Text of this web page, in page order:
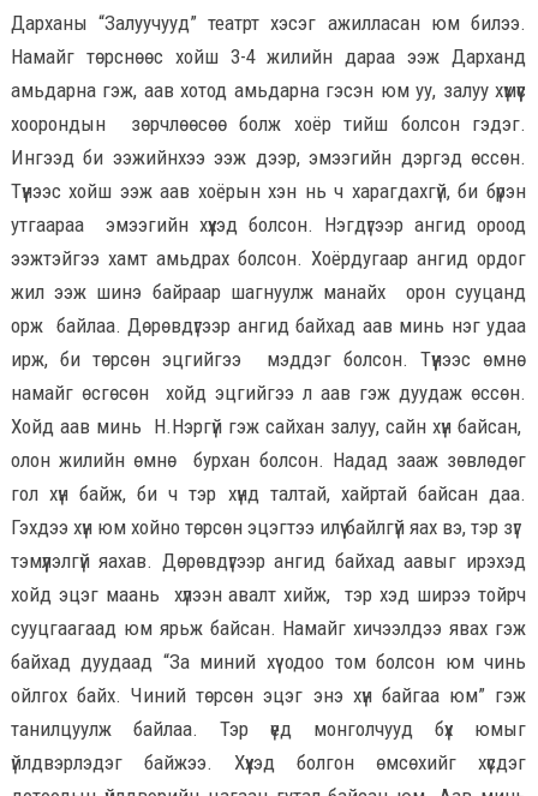
Дарханы “Залуучууд” театрт хэсэг ажилласан юм билээ.
Намайг төрснөөс хойш 3-4 жилийн дараа ээж Дарханд
амьдарна гэж, аав хотод амьдарна гэсэн юм уу, залуу хүмүүс
хоорондын зөрчлөөсөө болж хоёр тийш болсон гэдэг.
Ингээд би ээжийнхээ ээж дээр, эмээгийн дэргэд өссөн.
Түүнээс хойш ээж аав хоёрын хэн нь ч харагдахгүй, би бүрэн
утгаараа эмээгийн хүүхэд болсон. Нэгдүгээр ангид ороод
ээжтэйгээ хамт амьдрах болсон. Хоёрдугаар ангид ордог
жил ээж шинэ байраар шагнуулж манайх орон сууцанд
орж байлаа. Дөрөвдүгээр ангид байхад аав минь нэг удаа
ирж, би төрсөн эцгийгээ мэддэг болсон. Түүнээс өмнө
намайг өсгөсөн хойд эцгийгээ л аав гэж дуудаж өссөн.
Хойд аав минь Н.Нэргүй гэж сайхан залуу, сайн хүн байсан,
олон жилийн өмнө бурхан болсон. Надад зааж зөвлөдөг
гол хүн байж, би ч тэр хүнд талтай, хайртай байсан даа.
Гэхдээ хүн юм хойно төрсөн эцэгтээ илүү байлгүй яах вэ, тэр зүг
тэмүүлэлгүй яахав. Дөрөвдүгээр ангид байхад аавыг ирэхэд
хойд эцэг маань хүлээн авалт хийж, тэр хэд ширээ тойрч
сууцгаагаад юм ярьж байсан. Намайг хичээлдээ явах гэж
байхад дуудаад “За миний хүү одоо том болсон юм чинь
ойлгох байх. Чиний төрсөн эцэг энэ хүн байгаа юм” гэж
танилцуулж байлаа. Тэр үед монголчууд бүх юмыг
үйлдвэрлэдэг байжээ. Хүүхэд болгон өмсөхийг хүсдэг